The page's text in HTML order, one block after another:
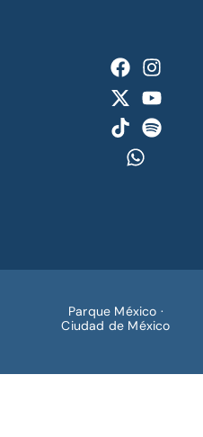
Parque México ·
Ciudad de México